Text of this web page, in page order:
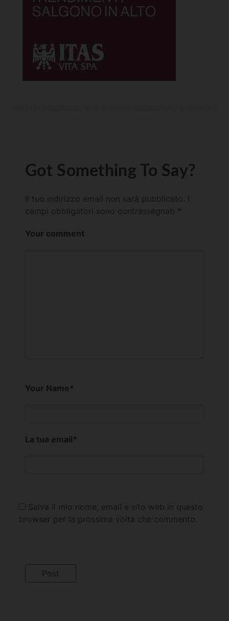
Got Something To Say?
Il tuo indirizzo email non sarà pubblicato.
campi obbligatori sono contrassegnati *
Your comment
Your Name*
La tua email*
Salva il mio nome, email e sito web in questo
browser per la prossima volta che commento.